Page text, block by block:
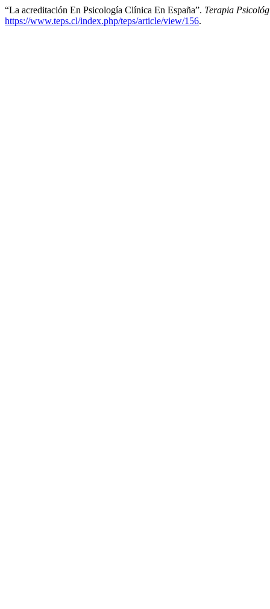
“La acreditación En Psicología Clínica En España”. Terapia
https://www.teps.cl/index.php/teps/article/view/156.